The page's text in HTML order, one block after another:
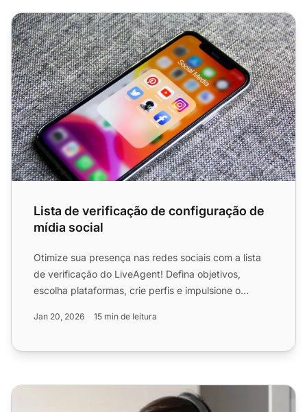
Lista de verificação de configuração de mídia social
Lista de verificação de configuração de
mídia social
Otimize sua presença nas redes sociais com a lista
de verificação do LiveAgent! Defina objetivos,
escolha plataformas, crie perfis e impulsione o
Jan 20, 2026 15 min de leitura
Lista de verificação de conformidade do call center